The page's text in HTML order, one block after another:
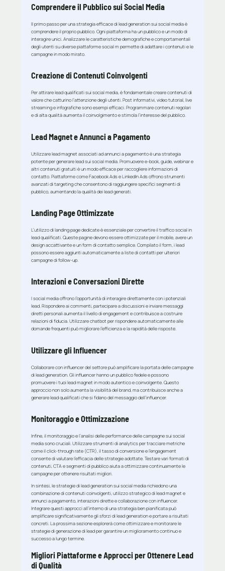
Comprendere il Pubblico sui Social Media
Il primo passo per una strategia efficace di lead generation sui social media è
comprendere il proprio pubblico. Ogni piattaforma ha un pubblico e un modo di
interagire unici. Analizzare le caratteristiche demografiche e comportamentali
degli utenti su diverse piattaforme social m permette di adattare i contenuti e le
campagne in modo mirato.
Creazione di Contenuti Coinvolgenti
Per attirare lead qualificati sui social media, è fondamentale creare contenuti di
valore che catturino l’attenzione degli utenti. Post informativi, video tutorial, live
streaming e infografiche sono esempi efficaci. Programmare contenuti regolari
e di alta qualità aumenta il coinvolgimento e stimola l’interesse del pubblico.
Lead Magnet e Annunci a Pagamento
Utilizzare lead magnet associati ad annunci a pagamento è una strategia
potente per generare lead sui social media. Promuovere e-book, guide, webinar e
altri contenuti gratuiti è un modo efficace per raccogliere informazioni di
contatto. Piattaforme come Facebook Ads e LinkedIn Ads offrono strumenti
avanzati di targeting che consentono di raggiungere specifici segmenti di
pubblico, aumentando la qualità dei lead generati.
Landing Page Ottimizzate
L’utilizzo di landing page dedicate è essenziale per convertire il traffico social in
lead qualificati. Queste pagine devono essere ottimizzate per il mobile, avere un
design accattivante e un form di contatto semplice. Compilato il form, i lead
possono essere aggiunti automaticamente a liste di contatti per ulteriori
campagne di follow-up.
Interazioni e Conversazioni Dirette
I social media offrono l’opportunità di interagire direttamente con i potenziali
lead. Rispondere ai commenti, partecipare a discussioni e inviare messaggi
diretti personali aumenta il livello di engagement e contribuisce a costruire
relazioni di fiducia. Utilizzare chatbot per rispondere automaticamente alle
domande frequenti può migliorare l’efficienza e la rapidità delle risposte.
Utilizzare gli Influencer
Collaborare con influencer del settore può amplificare la portata delle campagne
di lead generation. Gli influencer hanno un pubblico fedele e possono
promuovere i tuoi lead magnet in modo autentico e coinvolgente. Questo
approccio non solo aumenta la visibilità del brand, ma contribuisce anche a
generare lead qualificati che si fidano del messaggio dell’influencer.
Monitoraggio e Ottimizzazione
Infine, il monitoraggio e l’analisi delle performance delle campagne sui social
media sono cruciali. Utilizzare strumenti di analytics per tracciare metriche
come il click-through rate (CTR), il tasso di conversione e l’engagement
consente di valutare l’efficacia delle strategie adottate. Testare vari formati di
contenuti, CTA e segmenti di pubblico aiuta a ottimizzare continuamente le
campagne per ottenere risultati migliori.
In sintesi, le strategie di lead generation sui social media richiedono una
combinazione di contenuti coinvolgenti, utilizzo strategico di lead magnet e
annunci a pagamento, interazioni dirette e collaborazione con influencer.
Integrare questi approcci all’interno di una strategia ben pianificata può
amplificare significativamente gli sforzi di lead generation e portare a risultati
concreti. La prossima sezione esplorerà come ottimizzare e monitorare le
strategie di generazione di lead per garantire un miglioramento continuo e
successo a lungo termine.
Migliori Piattaforme e Approcci per Ottenere Lead
di Qualità